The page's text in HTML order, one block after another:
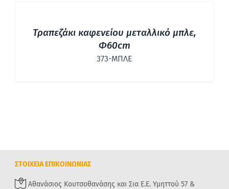
Τραπεζάκι καφενείου μεταλλικό μπλε,
Φ60cm
373-ΜΠΛΕ
ΣΤΟΙΧΕΙΑ ΕΠΙΚΟΙΝΩΝΙΑΣ
Αθανάσιος Κουτσοθανάσης και Σια Ε.Ε. Υμηττού 57 &